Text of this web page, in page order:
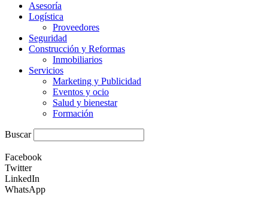
Asesoría
Logística
Proveedores
Seguridad
Construcción y Reformas
Inmobiliarios
Servicios
Marketing y Publicidad
Eventos y ocio
Salud y bienestar
Formación
Buscar
Facebook
Twitter
LinkedIn
WhatsApp